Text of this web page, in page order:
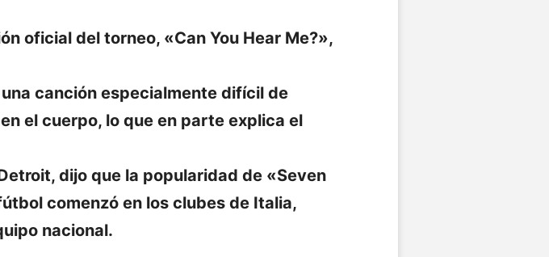
oficial del torneo, «Can You Hear Me?»,
canción especialmente difícil de
el cuerpo, lo que en parte explica el
dijo que la popularidad de «Seven
comenzó en los clubes de Italia,
nacional.